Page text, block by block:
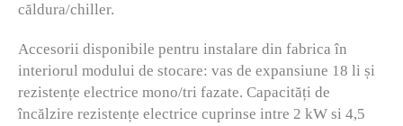
căldura/chiller.
Accesorii disponibile pentru instalare din fabrica în
interiorul modului de stocare: vas de expansiune 18 li și
rezistențe electrice mono/tri fazate. Capacități de
încălzire rezistențe electrice cuprinse intre 2 kW si 4,5